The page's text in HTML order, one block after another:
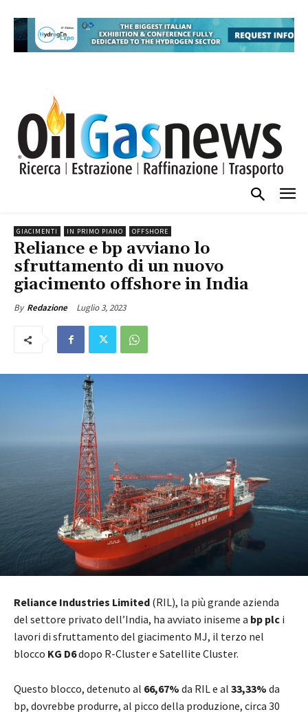
GIACIMENTI IN PRIMO PIANO OFFSHORE
Reliance e bp avviano lo
sfruttamento di un nuovo
giacimento offshore in India
By Redazione Luglio 3, 2023
Reliance Industries Limited (RIL), la più grande azienda
del settore privato dell’India, ha avviato iniseme a bp plc i
lavori di sfruttamento del giacimento MJ, il terzo nel
blocco KG D6dopo R-Cluster e Satellite Cluster.
Questo blocco, detenuto al 66,67% da RIL e al 33,33% da
bp, dovrebbe produrre, al picco della produzione, circa 30